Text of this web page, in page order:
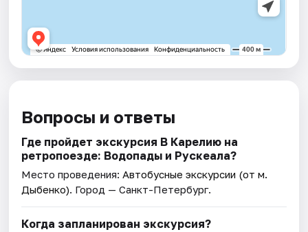
Вопросы и ответы
Где пройдет экскурсия В Карелию на
ретропоезде: Водопады и Рускеала?
Место проведения:Автобусные экскурсии (от м.
Дыбенко). Город — Санкт-Петербург.
Когда запланирован экскурсия?